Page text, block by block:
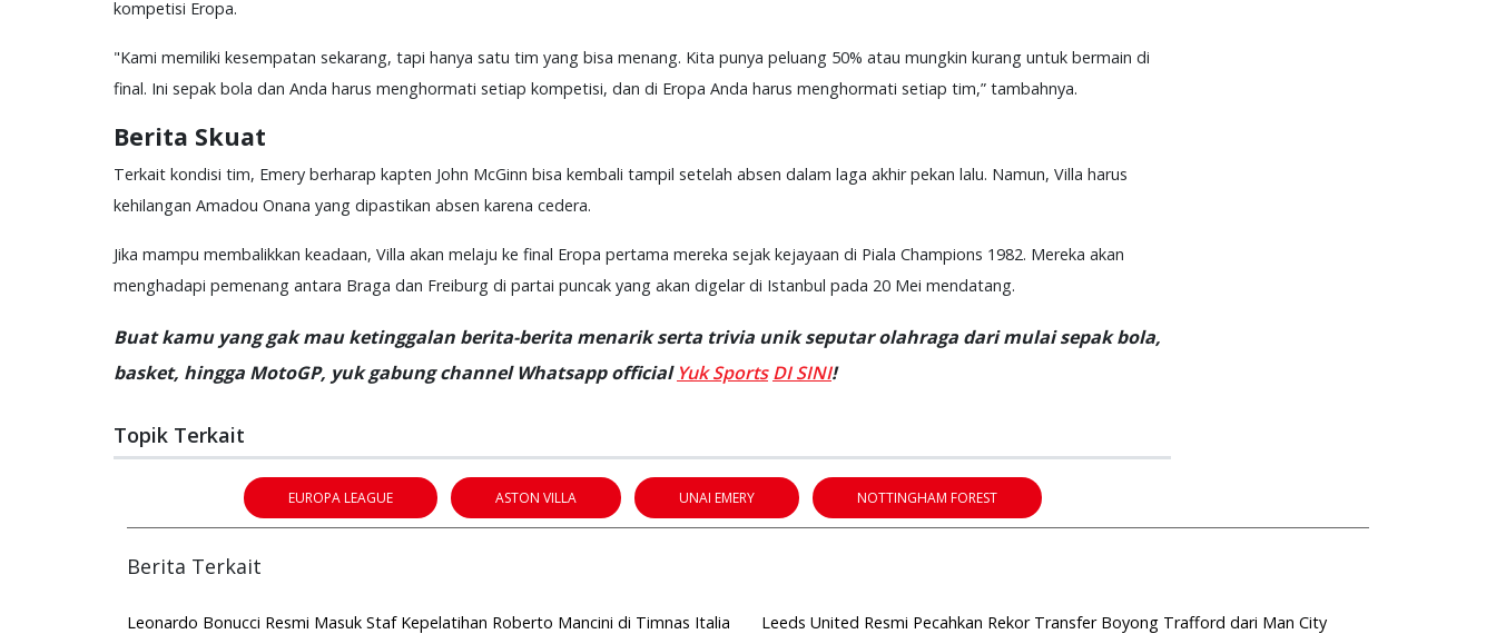
kompetisi Eropa.
"Kami memiliki kesempatan sekarang, tapi hanya satu tim yang bisa menang. Kita punya peluang 50% atau mungkin kurang untuk bermain di
final. Ini sepak bola dan Anda harus menghormati setiap kompetisi, dan di Eropa Anda harus menghormati setiap tim,” tambahnya.
Berita Skuat
Terkait kondisi tim, Emery berharap kapten John McGinn bisa kembali tampil setelah absen dalam laga akhir pekan lalu. Namun, Villa harus
kehilangan Amadou Onana yang dipastikan absen karena cedera.
Jika mampu membalikkan keadaan, Villa akan melaju ke final Eropa pertama mereka sejak kejayaan di Piala Champions 1982. Mereka akan
menghadapi pemenang antara Braga dan Freiburg di partai puncak yang akan digelar di Istanbul pada 20 Mei mendatang.
Buat kamu yang gak mau ketinggalan berita-berita menarik serta trivia unik seputar olahraga dari mulai sepak bola,
basket, hingga MotoGP, yuk gabung channel Whatsapp official Yuk Sports DI SINI!
Topik Terkait
EUROPA LEAGUE ASTON VILLA UNAI EMERY NOTTINGHAM FOREST
Berita Terkait
Leonardo Bonucci Resmi Masuk Staf Kepelatihan Roberto Mancini di Timnas Italia Leeds United Resmi Pecahkan Rekor Transfer Boyong Trafford dari Man City